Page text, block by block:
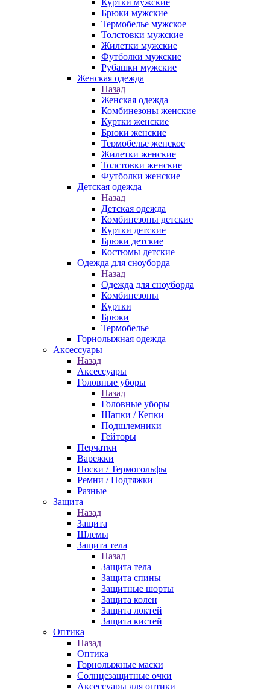
Куртки мужские
Брюки мужские
Термобелье мужское
Толстовки мужские
Жилетки мужские
Футболки мужские
Рубашки мужские
Женская одежда
Назад
Женская одежда
Комбинезоны женские
Куртки женские
Брюки женские
Термобелье женское
Жилетки женские
Толстовки женские
Футболки женские
Детская одежда
Назад
Детская одежда
Комбинезоны детские
Куртки детские
Брюки детские
Костюмы детские
Одежда для сноуборда
Назад
Одежда для сноуборда
Комбинезоны
Куртки
Брюки
Термобелье
Горнолыжная одежда
Аксессуары
Назад
Аксессуары
Головные уборы
Назад
Головные уборы
Шапки / Кепки
Подшлемники
Гейторы
Перчатки
Варежки
Носки / Термогольфы
Ремни / Подтяжки
Разные
Защита
Назад
Защита
Шлемы
Защита тела
Назад
Защита тела
Защита спины
Защитные шорты
Защита колен
Защита локтей
Защита кистей
Оптика
Назад
Оптика
Горнолыжные маски
Солнцезащитные очки
Аксессуары для оптики